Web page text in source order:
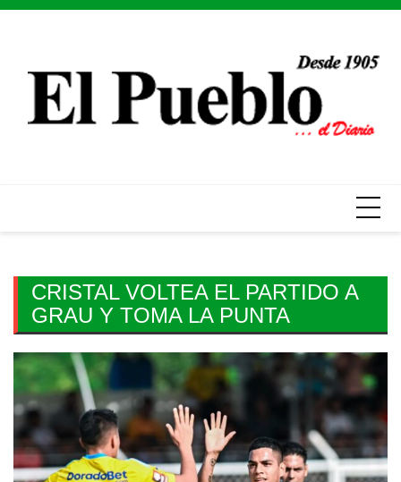
Skip
CRISTAL VOLTEA EL PARTIDO A
GRAU Y TOMA LA PUNTA